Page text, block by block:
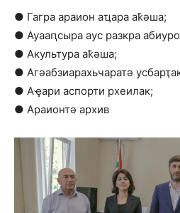
● Гагра араион аҵара аҟәша;
● Ауааԥсыра аус разкра
● Акультура аҟәша;
● Агәабзиарахьчаратә
● Аҿари аспорти рхеилак;
● Араионтә архив